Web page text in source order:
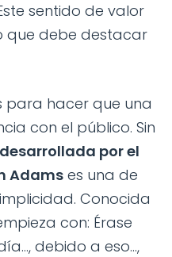
sentido de valor
que debe destacar
para hacer que una
con el público. Sin
por el
Adams es una de
Conocida
con: Érase
debido a eso...,